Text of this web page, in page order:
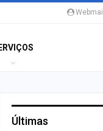
Webmail
Últimas